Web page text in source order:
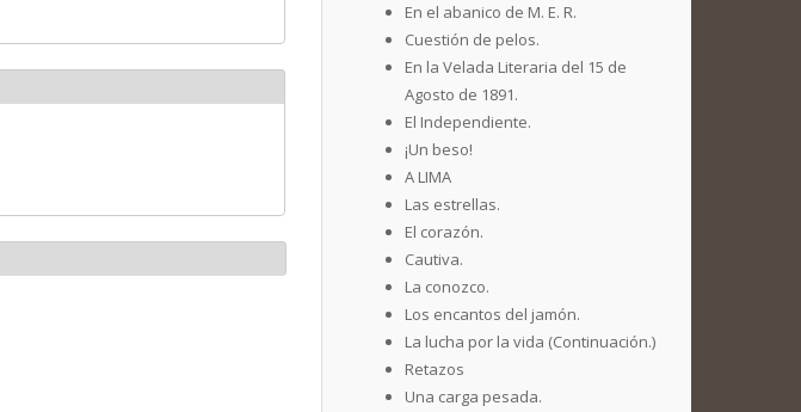
En el abanico de M. E. R.
Cuestión de pelos.
En la Velada Literaria del 15 de
Agosto de 1891.
El Independiente.
¡Un beso!
A LIMA
Las estrellas.
El corazón.
Cautiva.
La conozco.
Los encantos del jamón.
La lucha por la vida (Continuación.)
Retazos
Una carga pesada.